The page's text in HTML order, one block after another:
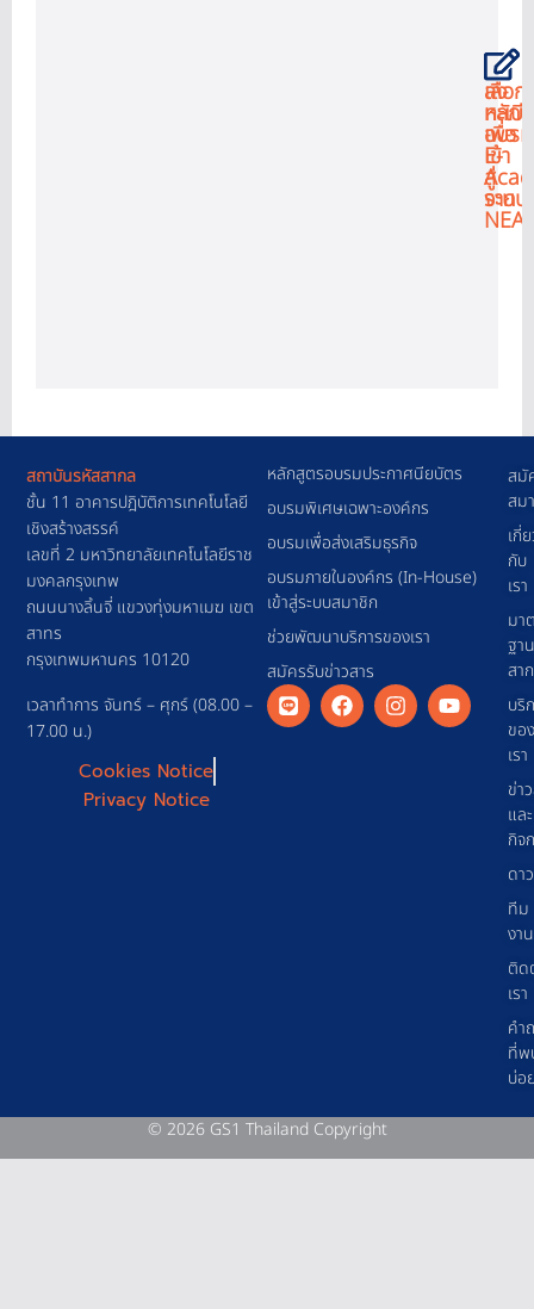
ลง
ทะเ
เพื่อ
เข้า
สู่
ระบบ
เลือก
หลัก
อบรม
E-
จาก
NEA
สมั
สม
เกี่
กับ
เรา
มา
ฐาน
สา
บริ
ของ
เรา
ข่า
และ
กิจ
ดา
ทีม
งาน
ติด
เรา
คำ
ที่พ
บ่อ
หลักสูตรอบรมประกาศนียบัตร
อบรมพิเศษเฉพาะองค์กร
อบรมเพื่อส่งเสริมธุรกิจ
อบรมภายในองค์กร (In-House)
เข้าสู่ระบบสมาชิก
ช่วยพัฒนาบริการของเรา
สมัครรับข่าวสาร
สถาบันรหัสสากล
ชั้น 11 อาคารปฎิบัติการเทคโนโลยี
เชิงสร้างสรรค์
เลขที่ 2 มหาวิทยาลัยเทคโนโลยีราช
มงคลกรุงเทพ
ถนนนางลิ้นจี่ แขวงทุ่งมหาเมฆ เขต
สาทร
กรุงเทพมหานคร 10120
เวลาทำการ จันทร์ – ศุกร์ (08.00 –
17.00 น.)
Cookies Notice
Privacy Notice
© 2026 GS1 Thailand Copyright